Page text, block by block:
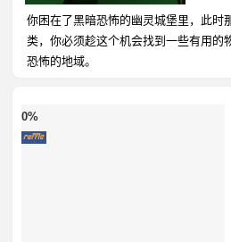
你困在了黑暗恐怖的幽灵城堡里，此时
类，你必须趁这个机会找到一些有用的
恐怖的地域。
0%